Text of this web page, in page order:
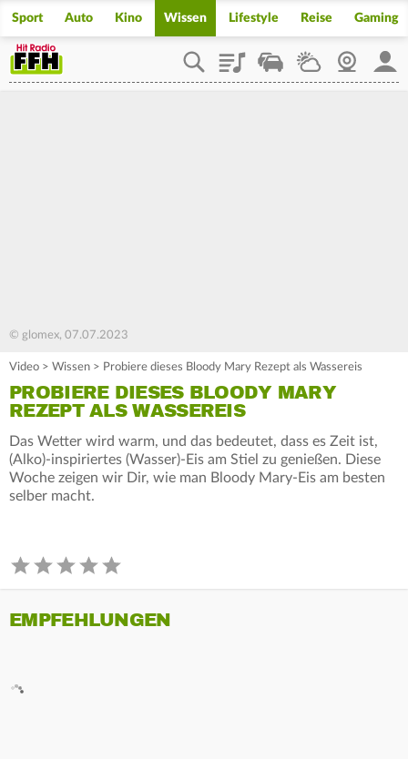
Sport Auto Kino Wissen Lifestyle Reise Gaming
PlaylistStaupilotWetterWebcam
© glomex, 07.07.2023
Video > Wissen > Probiere dieses Bloody Mary Rezept als Wassereis
PROBIERE DIESES BLOODY MARY
REZEPT ALS WASSEREIS
Das Wetter wird warm, und das bedeutet, dass es Zeit ist,
(Alko)-inspiriertes (Wasser)-Eis am Stiel zu genießen. Diese
Woche zeigen wir Dir, wie man Bloody Mary-Eis am besten
selber macht.
EMPFEHLUNGEN